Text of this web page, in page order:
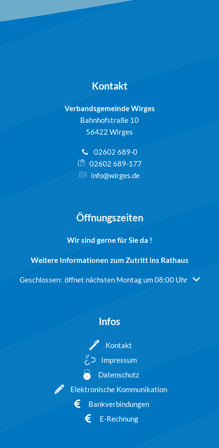
Kontakt
Verbandsgemeinde Wirges
Bahnhofstraße 10
56422 Wirges
02602 689-0
02602 689-177
info@wirges.de
Öffnungszeiten
Wir sind gerne für Sie da !
Weitere Informationen zum Zutritt ins Rathaus
Klicken, um weitere Öffnungs- oder Schließzeiten
Geschlossen: öffnet nächsten Montag um 08:00 Uhr
Infos
Kontakt
Impressum
Datenschutz
Elektronische Kommunikation
Bankverbindungen
E-Rechnung